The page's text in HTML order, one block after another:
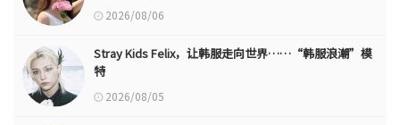
2026/08/06
Stray Kids Felix，让韩服走向世界……“韩服浪潮”模
特
2026/08/05